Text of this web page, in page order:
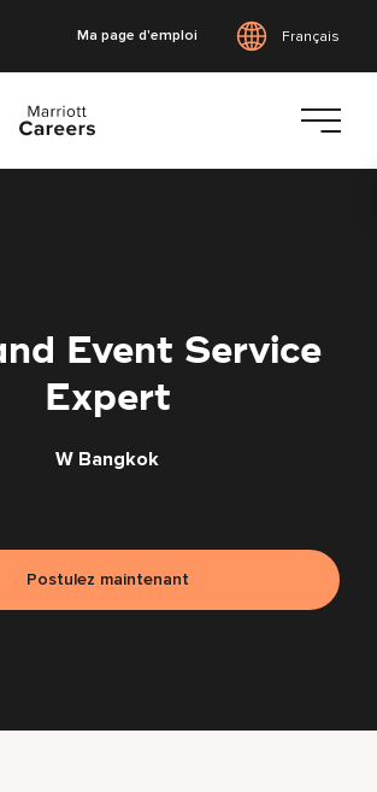
Ma page d'emploi Français
Event Service
Expert
W Bangkok
Postulez maintenant